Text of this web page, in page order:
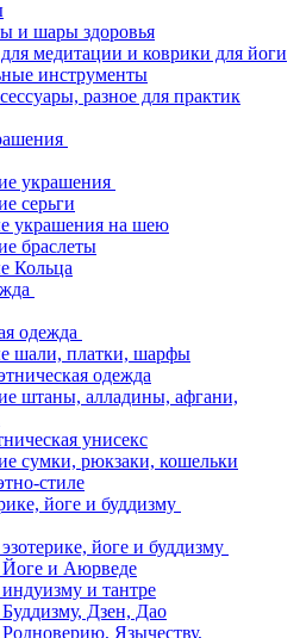
и шары здоровья
медитации и коврики для йоги
инструменты
разное для практик
украшения
серьги
украшения на шею
браслеты
Кольца
одежда
шали, платки, шарфы
одежда
штаны, алладины, афгани,
унисекс
сумки, рюкзаки, кошельки
стиле
йоге и буддизму
йоге и буддизму
и Аюрведе
и тантре
Дзен, Дао
Язычеству,